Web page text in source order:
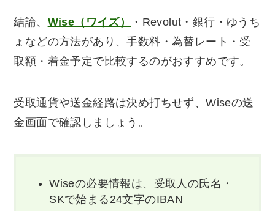
結論、 Wise（ワイズ）
・Revolut・銀行・ゆうち
ょなどの方法があり、手数料・為替レート・受
取額・着金予定で比較するのがおすすめです。
受取通貨や送金経路は決め打ちせず、Wiseの送
金画面で確認しましょう。
Wiseの必要情報は、受取人の氏名・
SKで始まる24文字のIBAN